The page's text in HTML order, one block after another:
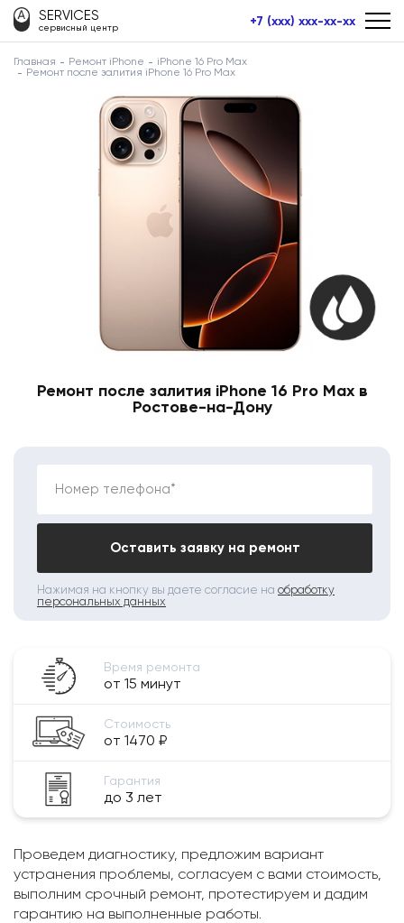
SERVICES
сервисный центр +7 (xxx) xxx-xx-xx
Главная Ремонт iPhone
iPhone 16 Pro Max
Ремонт после залития iPhone 16 Pro Max
Ремонт после залития iPhone 16 Pro Max в
Ростове-на-Дону
Номер телефона*
Оставить заявку на ремонт
Нажимая на кнопку вы даете согласие на обработку
персональных данных
Время ремонта
от 15 минут
Стоимость
от 1470 ₽
Гарантия
до 3 лет
Проведем диагностику, предложим вариант
устранения проблемы, согласуем с вами стоимость,
выполним срочный ремонт, протестируем и дадим
гарантию на выполненные работы.